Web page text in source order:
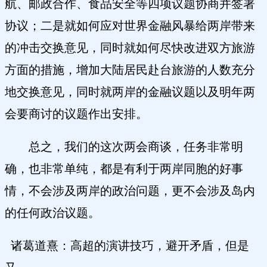
航、邮政合作、食品安全等四项议题协商并签署
协议；二是就如何应对世界金融风暴给两岸带来
的冲击交换意见，同时就如何尽快改进双方旅游
方面的措施，增加大陆居民赴台旅游的人数充分
地交换意见，同时就两岸的金融议题以及明年两
会要商讨的议题作出安排。
总之，我们的这次两会商谈，任务非常明
确，也非常单纯，都是有利于两岸同胞的好事
情，不会涉及两岸的政治问题，更不会涉及岛内
的任何政治议题。
诸葛道熹：高超的演讲技巧，避开矛盾，但是